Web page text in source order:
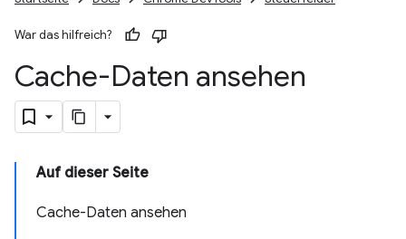
War das hilfreich?
Cache-Daten ansehen
Auf dieser Seite
Cache-Daten ansehen